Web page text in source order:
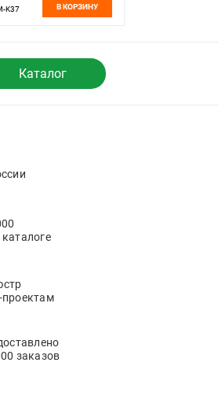
K37
В КОРЗИНУ
Каталог
проектам
заказов